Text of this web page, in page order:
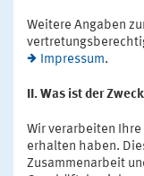
Weitere Angaben
Impressum.
II. Was ist der
Wir verarbeiten Ihre
erhalten haben.
Zusammenarbeit